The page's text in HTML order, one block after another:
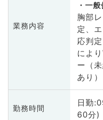
業務内容
一般
胸部
定、
応判
によ
ー（
あり）
勤務時間
日勤
60分)